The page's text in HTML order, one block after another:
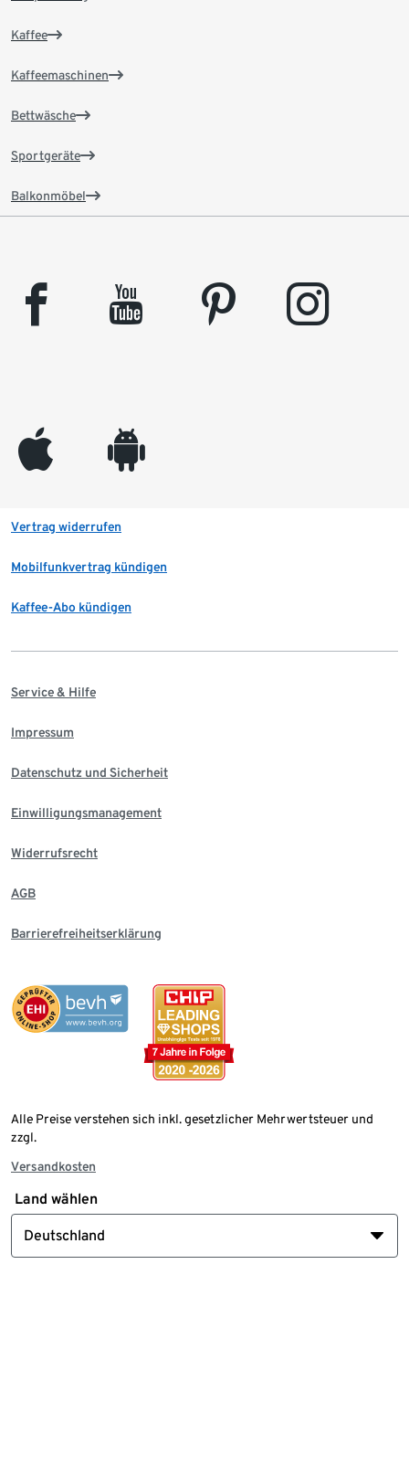
Kaffee
Kaffeemaschinen
Bettwäsche
Sportgeräte
Balkonmöbel
facebook youtube pinterest instagram
appleinc android
Vertrag widerrufen
Mobilfunkvertrag kündigen
Kaffee-Abo kündigen
Service & Hilfe
Impressum
Datenschutz und Sicherheit
Einwilligungsmanagement
Widerrufsrecht
AGB
Barrierefreiheitserklärung
Alle Preise verstehen sich inkl. gesetzlicher Mehrwertsteuer und
zzgl.
Versandkosten
Land wählen
Deutschland